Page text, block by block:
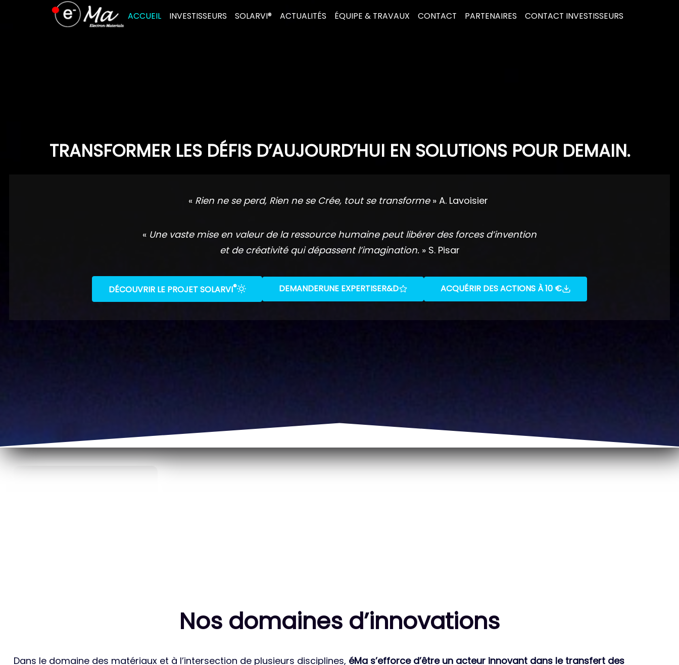
ACCUEIL INVESTISSEURS SOLARVI® ACTUALITÉS ÉQUIPE & TRAVAUX CONTACT PARTENAIRES CONTACT INVESTISSEURS
TRANSFORMER LES DÉFIS D’AUJOURD’HUI EN SOLUTIONS POUR DEMAIN.
« Rien ne se perd, Rien ne se Crée, tout se transforme » A. Lavoisier
« Une vaste mise en valeur de la ressource humaine peut libérer des forces d’invention
et de créativité qui dépassent l’imagination.» S. Pisar
DÉCOUVRIR LE PROJET SOLARVI® DEMANDERUNE EXPERTISER&D ACQUÉRIR DES ACTIONS À 10 €
Nos domaines d’innovations
Dans le domaine des matériaux et à l’intersection de plusieurs disciplines, éMa s’efforce d’être un acteur innovant dans le transfert des